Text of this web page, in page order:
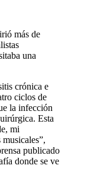
más de
una
crónica e
ciclos de
la infección
Esta
mi
publicado
donde se ve